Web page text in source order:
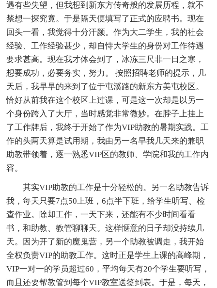
遇有些失望，但我想到新东方传奇般的发展历程，就不
禁想一探究竟。于是隔天便填写了正式的应聘书。现在
回头一看，我觉得十分汗颜。作为大二学生，我的社会
经验、工作经验甚少，却自恃大学生的身份对工作待遇
要求甚高。现在我才体会到了，冰冻三尺非一日之寒，
想要成功，必要务实，努力。 按照招聘老师的提示，几
天后，我早早的来到了位于屯溪路的新东方美屯校区。
恰好从前我在这个校区上过课，可是这一次却是以另一
个身份跨入了大厅，当时感觉非常微妙。在脖子上挂上
了工作牌后，我终于开始了作为VIP助教的暑期实践。工
作的头两天算是试用期，我由另一名早我几天来的兼职
助教带领着，逐一熟悉VIP区的教师、学院和我的工作内
容。
其实VIP助教的工作是十分轻松的。另一名助教告诉
我，每天只要7点50上班，6点半下班，给学生听写、检
查作业。除却工作，一天下来，还能有不少时间看看
书，和助教、教管聊聊天。这样惬意的日子却没持续几
天。因为开了新的魔鬼营，另一个助教被调走，我开始
全权负责VIP的助教工作。这时正是学生上课的高峰期，
VIP一对一的学员超过60，平均每天有20个学生要听写，
而且还要帮教管到每个VIP教室送签到表。于是，每天，